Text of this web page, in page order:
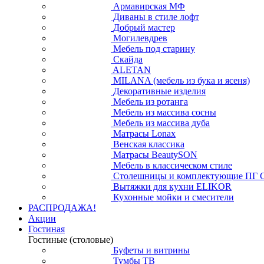
Армавирская МФ
Диваны в стиле лофт
Добрый мастер
Могилевдрев
Мебель под старину
Скайда
ALETAN
MILANA (мебель из бука и ясеня)
Декоративные изделия
Мебель из ротанга
Мебель из массива сосны
Мебель из массива дуба
Матрасы Lonax
Венская классика
Матрасы BeautySON
Мебель в классическом стиле
Столешницы и комплектующие ПГ
Вытяжки для кухни ELIKOR
Кухонные мойки и смесители
РАСПРОДАЖА!
Акции
Гостиная
Гостиные (столовые)
Буфеты и витрины
Тумбы ТВ